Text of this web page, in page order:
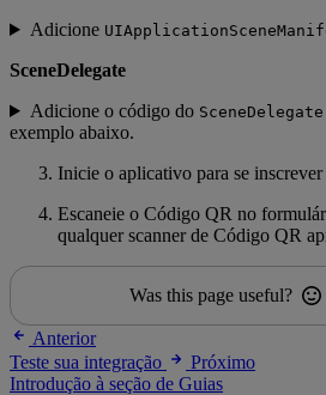
Adicione
SceneDelegate
Adicione o código do SceneDelegate
exemplo abaixo.
Inicie o aplicativo para se
Escaneie o Código QR no
qualquer scanner de Código QR
Was this page useful?
Anterior
Teste sua integração
Próximo
Introdução à seção de Guias